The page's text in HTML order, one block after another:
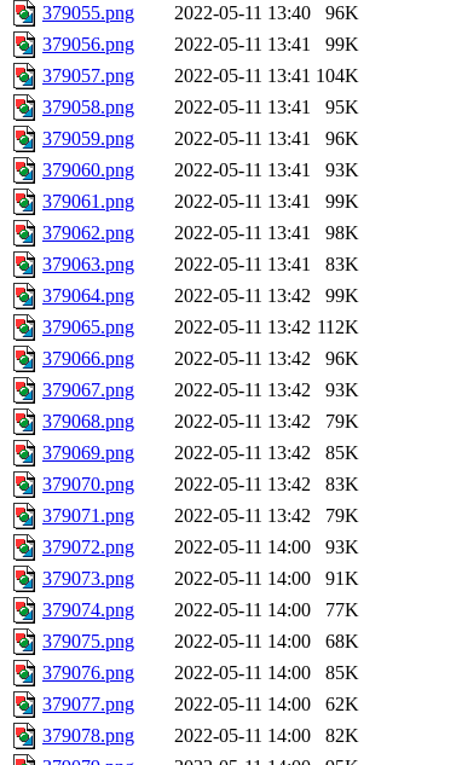
379055.png
2022-05-11 13:40
96K
379056.png
2022-05-11 13:41
99K
379057.png
2022-05-11 13:41 104K
379058.png
2022-05-11 13:41
95K
379059.png
2022-05-11 13:41
96K
379060.png
2022-05-11 13:41
93K
379061.png
2022-05-11 13:41
99K
379062.png
2022-05-11 13:41
98K
379063.png
2022-05-11 13:41
83K
379064.png
2022-05-11 13:42
99K
379065.png
2022-05-11 13:42 112K
379066.png
2022-05-11 13:42
96K
379067.png
2022-05-11 13:42
93K
379068.png
2022-05-11 13:42
79K
379069.png
2022-05-11 13:42
85K
379070.png
2022-05-11 13:42
83K
379071.png
2022-05-11 13:42
79K
379072.png
2022-05-11 14:00
93K
379073.png
2022-05-11 14:00
91K
379074.png
2022-05-11 14:00
77K
379075.png
2022-05-11 14:00
68K
379076.png
2022-05-11 14:00
85K
379077.png
2022-05-11 14:00
62K
379078.png
2022-05-11 14:00
82K